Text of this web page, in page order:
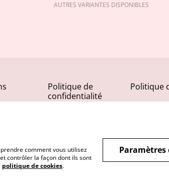
AUTRES VARIANTES DISPONIBLES
Politique de
confidentialité
Politique
comment vous utilisez
contrôler la façon dont ils sont
politique de cookies.
Paramètres